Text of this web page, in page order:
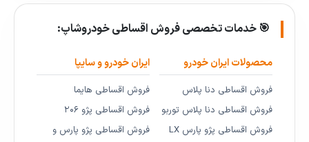
🎯 خدمات تخصصی فروش اقساطی خودروشاپ:
محصولات ایران خودرو
فروش اقساطی دنا پلاس
فروش اقساطی دنا پلاس توربو
فروش اقساطی پژو پارس LX
ایران خودرو و سایپا
فروش اقساطی هایما
فروش اقساطی پژو ۲۰۶
فروش اقساطی پژو پارس و